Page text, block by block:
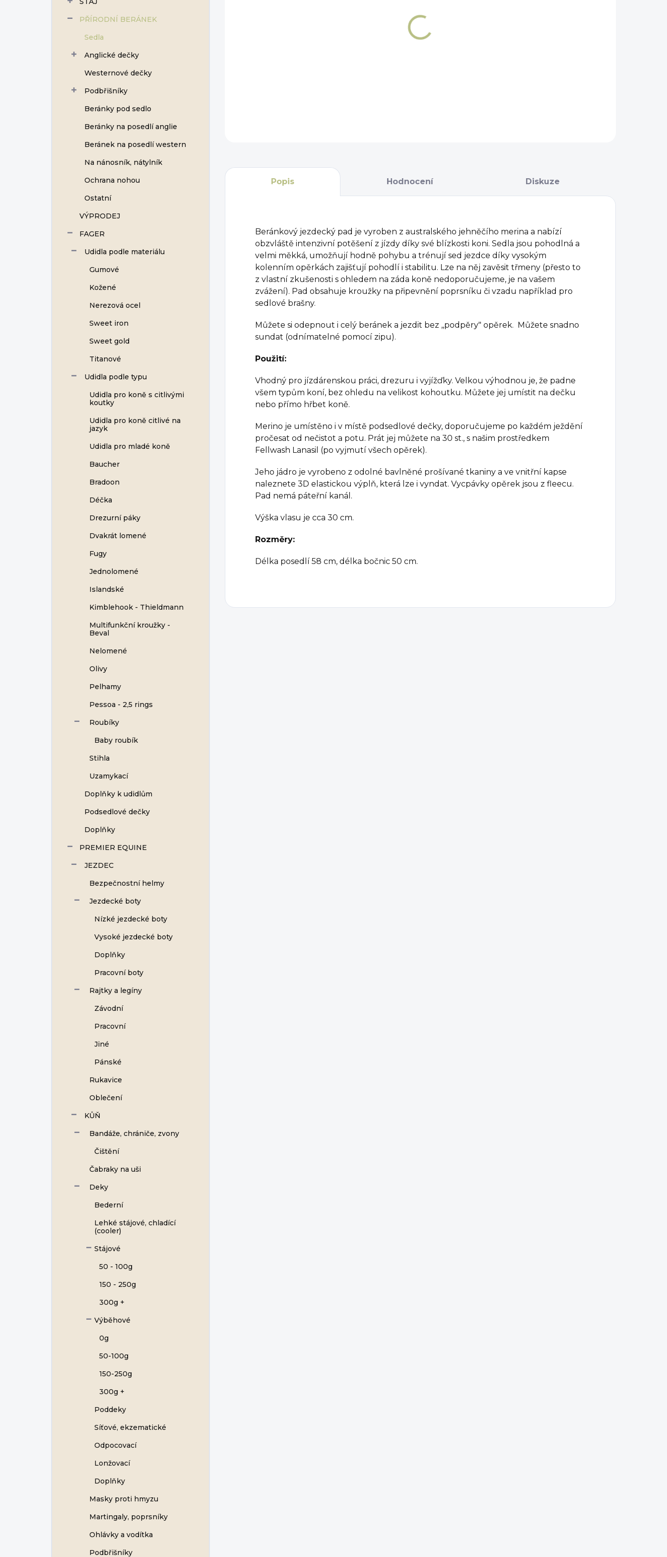
PŘÍRODNÍ BERÁNEK
Sedla
Anglické dečky
Westernové dečky
Podbřišníky
Beránky pod sedlo
Beránky na posedlí anglie
Beránek na posedlí western
Na nánosník, nátylník
Ochrana nohou
Ostatní
VÝPRODEJ
FAGER
Udidla podle materiálu
Gumové
Kožené
Nerezová ocel
Sweet iron
Sweet gold
Titanové
Udidla podle typu
Udidla pro koně s citlivými
koutky
Udidla pro koně citlivé na
jazyk
Udidla pro mladé koně
Baucher
Bradoon
Déčka
Drezurní páky
Dvakrát lomené
Fugy
Jednolomené
Islandské
Kimblehook - Thieldmann
Multifunkční kroužky -
Beval
Nelomené
Olivy
Pelhamy
Pessoa - 2,5 rings
Roubíky
Baby roubík
Stihla
Uzamykací
Doplňky k udidlům
Podsedlové dečky
Doplňky
PREMIER EQUINE
JEZDEC
Bezpečnostní helmy
Jezdecké boty
Nízké jezdecké boty
Vysoké jezdecké boty
Doplňky
Pracovní boty
Rajtky a legíny
Závodní
Pracovní
Jiné
Pánské
Rukavice
Oblečení
KŮŇ
Bandáže, chrániče, zvony
Čištění
Čabraky na uši
Deky
Bederní
Lehké stájové, chladící
(cooler)
Stájové
50 - 100g
150 - 250g
300g +
Výběhové
0g
50-100g
150-250g
300g +
Poddeky
Síťové, ekzematické
Odpocovací
Lonžovací
Doplňky
Masky proti hmyzu
Martingaly, poprsníky
Ohlávky a vodítka
Podbřišníky
Popis Hodnocení Diskuze
Beránkový jezdecký pad je vyroben z australského jehněčího merina a nabízí
obzvláště intenzivní potěšení z jízdy díky své blízkosti koni. Sedla jsou pohodlná a
velmi měkká, umožňují hodně pohybu a trénují sed jezdce díky vysokým
kolenním opěrkách zajišťují pohodlí i stabilitu. Lze na něj zavěsit třmeny (přesto to
z vlastní zkušenosti s ohledem na záda koně nedoporučujeme, je na vašem
zvážení). Pad obsahuje kroužky na připevnění poprsníku či vzadu například pro
sedlové brašny.
Můžete si odepnout i celý beránek a jezdit bez ,,podpěry" opěrek. Můžete snadno
sundat (odnímatelné pomocí zipu).
Použití:
Vhodný pro jízdárenskou práci, drezuru i vyjížďky. Velkou výhodnou je, že padne
všem typům koní, bez ohledu na velikost kohoutku. Můžete jej umístit na dečku
nebo přímo hřbet koně.
Merino je umístěno i v místě podsedlové dečky, doporučujeme po každém ježdění
pročesat od nečistot a potu. Prát jej můžete na 30 st., s našim prostředkem
Fellwash Lanasil (po vyjmutí všech opěrek).
Jeho jádro je vyrobeno z odolné bavlněné prošívané tkaniny a ve vnitřní kapse
naleznete 3D elastickou výplň, která lze i vyndat. Vycpávky opěrek jsou z fleecu.
Pad nemá páteřní kanál.
Výška vlasu je cca 30 cm.
Rozměry:
Délka posedlí 58 cm, délka bočnic 50 cm.